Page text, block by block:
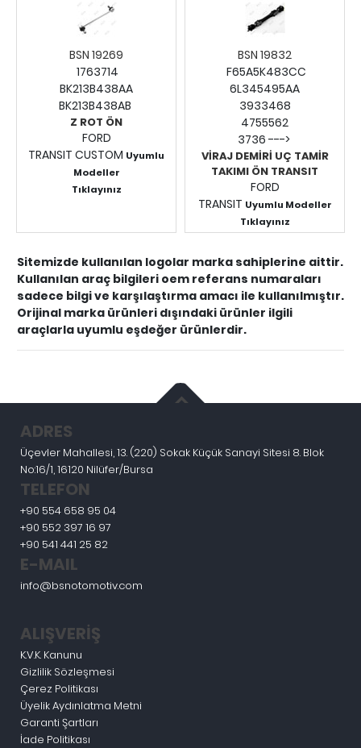
BSN 19269
1763714
BK213B438AA
BK213B438AB
Z ROT ÖN
FORD
TRANSIT CUSTOM Uyumlu
Modeller
Tıklayınız
Giriş Yapınız.
BSN 19832
F65A5K483CC
6L345495AA
3933468
4755562
3736 --->
VİRAJ DEMİRİ UÇ TAMİR
TAKIMI ÖN TRANSIT
FORD
TRANSIT Uyumlu Modeller
Tıklayınız
Giriş Yapınız.
Sitemizde kullanılan logolar marka sahiplerine aittir.
Kullanılan araç bilgileri oem referans numaraları
sadece bilgi ve karşılaştırma amacı ile kullanılmıştır.
Orijinal marka ürünleri dışındaki ürünler ilgili
araçlarla uyumlu eşdeğer ürünlerdir.
ADRES
Üçevler Mahallesi, 13. (220) Sokak Küçük Sanayi Sitesi 8. Blok
No:16/1, 16120 Nilüfer/Bursa
TELEFON
+90 554 658 95 04
+90 552 397 16 97
+90 541 441 25 82
E-MAIL
info@bsnotomotiv.com
ALIŞVERİŞ
K.V.K. Kanunu
Gizlilik Sözleşmesi
Çerez Politikası
Üyelik Aydınlatma Metni
Garanti Şartları
İade Politikası